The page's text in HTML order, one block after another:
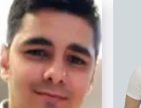
em Saúde do
Município de
Primeiro de Maio
- PR.